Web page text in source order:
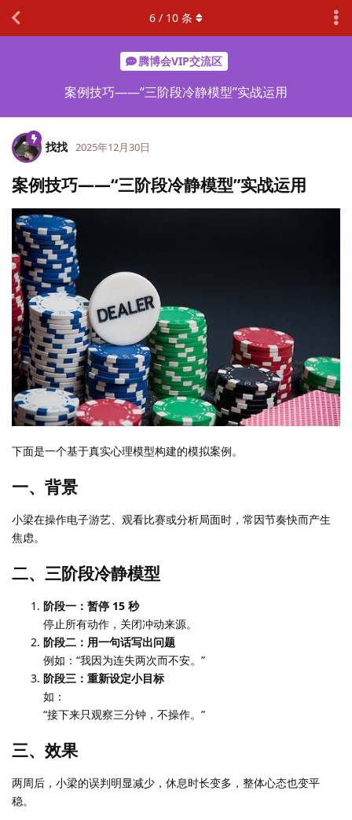
腾博会VIP交流区
案例技巧——“三阶段冷静模型”实战运用
6 / 10 条
找找 2025年12月30日
案例技巧——“三阶段冷静模型”实战运用
下面是一个基于真实心理模型构建的模拟案例。
一、背景
小梁在操作电子游艺、观看比赛或分析局面时，常因节奏快而产生
焦虑。
二、三阶段冷静模型
阶段一：暂停 15 秒
停止所有动作，关闭冲动来源。
阶段二：用一句话写出问题
例如：“我因为连失两次而不安。”
阶段三：重新设定小目标
如：
“接下来只观察三分钟，不操作。”
三、效果
两周后，小梁的误判明显减少，休息时长变多，整体心态也变平
稳。